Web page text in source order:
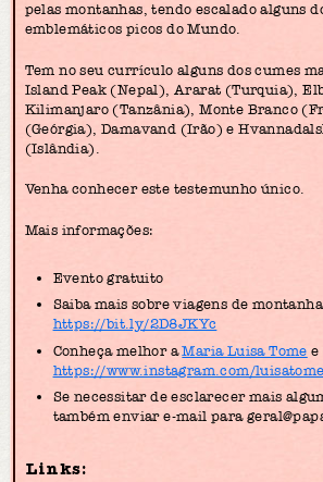
pelas montanhas, tendo escalado alguns
emblemáticos picos do Mundo.
Tem no seu currículo alguns dos cumes
Island Peak (Nepal), Ararat (Turquia),
Kilimanjaro (Tanzânia), Monte Branco
(Geórgia), Damavand (Irão) e
(Islândia).⠀
Venha conhecer este testemunho único.
Mais informações:
Evento gratuito
Saiba mais sobre viagens de
https://bit.ly/2D8JKYc
Conheça melhor aMaria Luisa Tome e
https://www.instagram.com/
Se necessitar de esclarecer mais
também enviar e-mail para
Links: